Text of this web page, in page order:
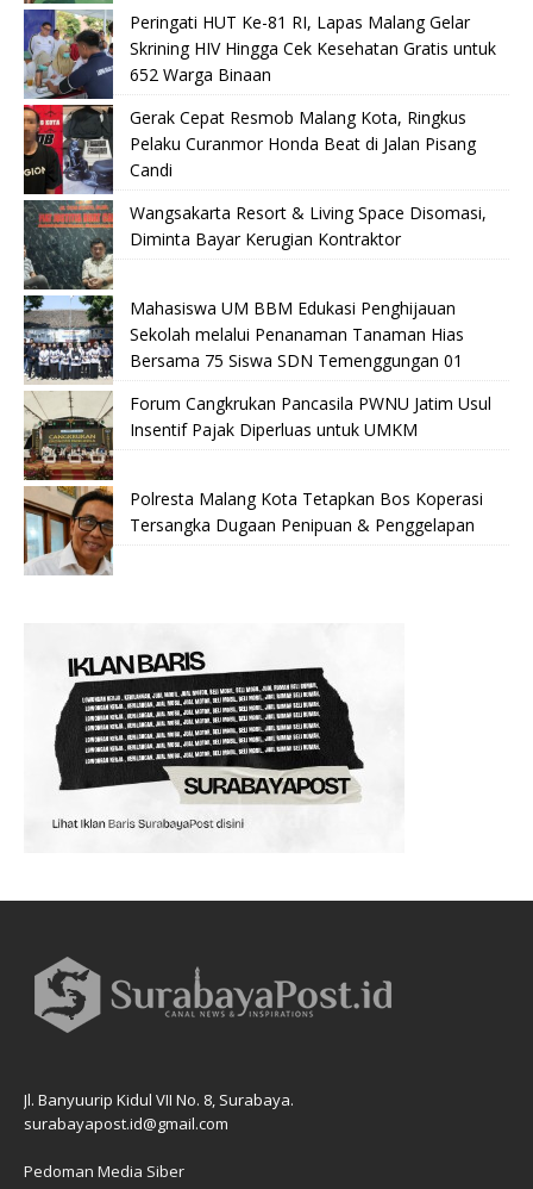
Peringati HUT Ke-81 RI, Lapas Malang Gelar
Skrining HIV Hingga Cek Kesehatan Gratis untuk
652 Warga Binaan
Gerak Cepat Resmob Malang Kota, Ringkus
Pelaku Curanmor Honda Beat di Jalan Pisang
Candi
Wangsakarta Resort & Living Space Disomasi,
Diminta Bayar Kerugian Kontraktor
Mahasiswa UM BBM Edukasi Penghijauan
Sekolah melalui Penanaman Tanaman Hias
Bersama 75 Siswa SDN Temenggungan 01
Forum Cangkrukan Pancasila PWNU Jatim Usul
Insentif Pajak Diperluas untuk UMKM
Polresta Malang Kota Tetapkan Bos Koperasi
Tersangka Dugaan Penipuan & Penggelapan
Jl. Banyuurip Kidul VII No. 8, Surabaya.
surabayapost.id@gmail.com
Pedoman Media Siber